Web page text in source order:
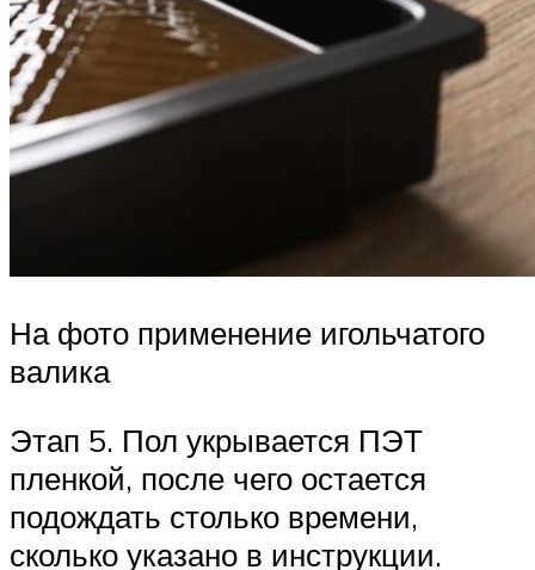
На фото применение игольчатого
валика
Этап 5. Пол укрывается ПЭТ
пленкой, после чего остается
подождать столько времени,
сколько указано в инструкции.